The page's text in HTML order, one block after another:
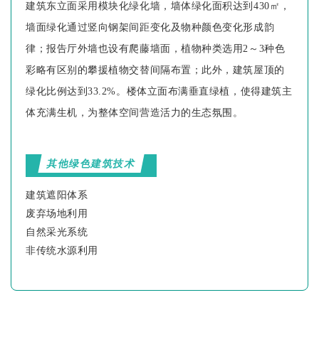
建筑东立面采用模块化绿化墙，墙体绿化面积达到430㎡，
墙面绿化通过竖向钢架间距变化及物种颜色变化形成韵
律；报告厅外墙也设有爬藤墙面，植物种类选用2～3种色
彩略有区别的攀援植物交替间隔布置；此外，建筑屋顶的
绿化比例达到33.2%。楼体立面布满垂直绿植，使得建筑主
体充满生机，为整体空间营造活力的生态氛围。
其他绿色建筑技术
建筑遮阳体系
废弃场地利用
自然采光系统
非传统水源利用